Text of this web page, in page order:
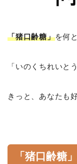
「猪口齢糖」を何
「いのくちれいと
きっと、あなたも
「猪口齢糖